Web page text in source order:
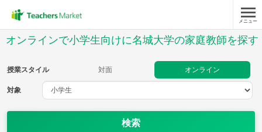
メニュー
オンラインで小学生向けに名城大学の家庭教師を探す
授業スタイル 対面 オンライン
対象
検索